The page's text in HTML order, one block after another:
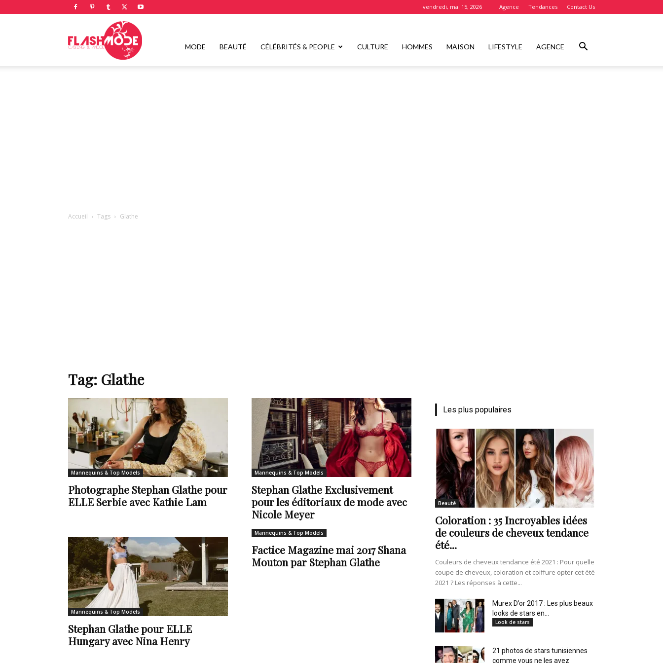
vendredi, mai 15, 2026 Agence Tendances Contact Us
Flashmode
style
Numéro
un
MODE BEAUTÉ CÉLÉBRITÉS & PEOPLE CULTURE HOMMES MAISON LIFESTYLE AGENCE
Accueil Tags Glathe
Tag: Glathe
Mannequins & Top Models
Photographe Stephan Glathe pour
ELLE Serbie avec Kathie Lam
Mannequins & Top Models
Stephan Glathe Exclusivement
pour les éditoriaux de mode avec
Nicole Meyer
Mannequins & Top Models
Stephan Glathe pour ELLE
Hungary avec Nina Henry
Mannequins & Top Models
Factice Magazine mai 2017 Shana
Mouton par Stephan Glathe
Les plus populaires
Beauté
Coloration : 35 Incroyables idées
de couleurs de cheveux tendance
été...
Couleurs de cheveux tendance été 2021 : Pour quelle
coupe de cheveux, coloration et coiffure opter cet été
2021 ? Les réponses à cette...
Murex D’or 2017 : Les plus beaux
looks de stars en...
Look de stars
21 photos de stars tunisiennes
comme vous ne les avez